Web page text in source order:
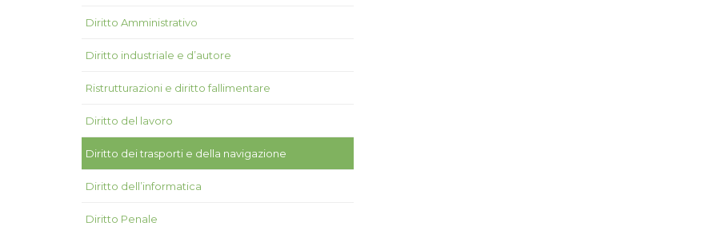
Diritto Amministrativo
Diritto industriale e d’autore
Ristrutturazioni e diritto fallimentare
Diritto del lavoro
Diritto dei trasporti e della navigazione
Diritto dell’informatica
Diritto Penale